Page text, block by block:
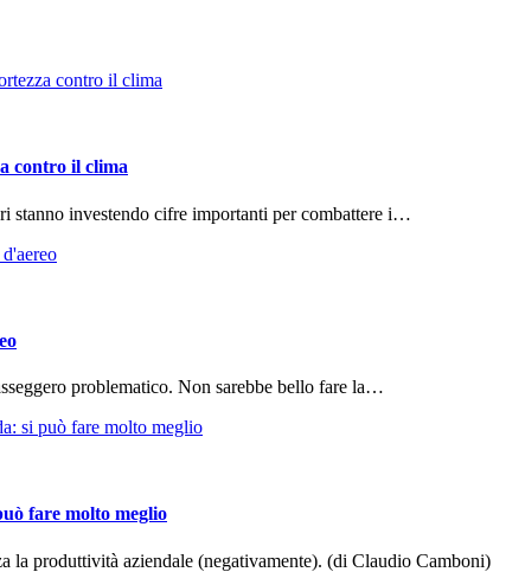
contro il clima
stanno investendo cifre importanti per combattere i…
problematico. Non sarebbe bello fare la…
fare molto meglio
la produttività aziendale (negativamente). (di Claudio Camboni)